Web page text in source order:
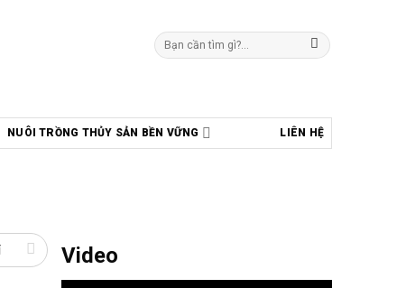
Tìm
kiếm:
NUÔI TRỒNG THỦY SẢN BỀN VỮNG LIÊN HỆ
Video